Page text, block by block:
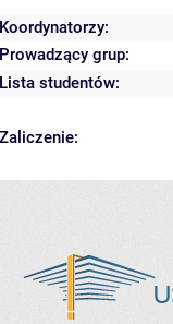
Koordynatorzy:
Prowadzący grup:
Lista studentów:
Zaliczenie: